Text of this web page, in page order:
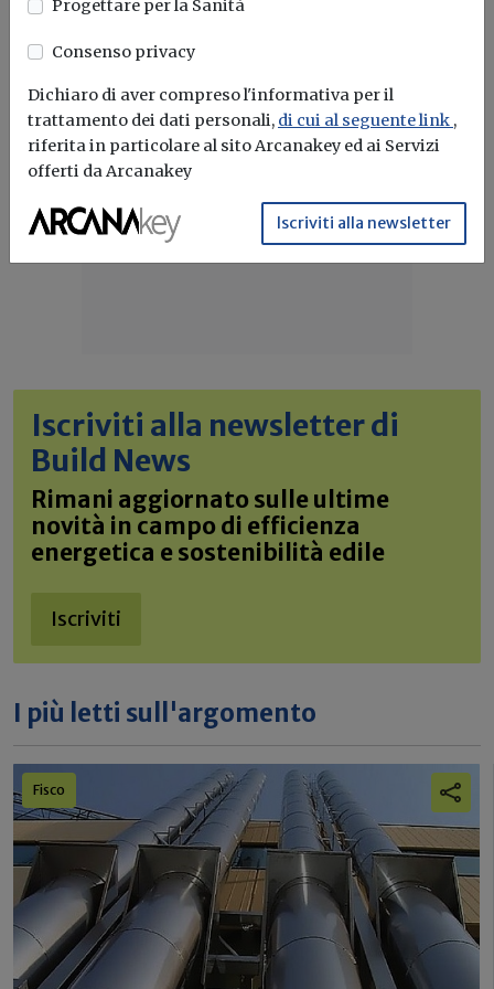
Iscriviti alla newsletter di
Build News
Rimani aggiornato sulle ultime
novità in campo di efficienza
energetica e sostenibilità edile
Iscriviti
I più letti sull'argomento
Fisco
Progettare per la Sanità
Consenso privacy
Dichiaro di aver compreso l'informativa per il
trattamento dei dati personali, di cui al seguente link ,
riferita in particolare al sito Arcanakey ed ai Servizi
offerti da Arcanakey
Iscriviti alla newsletter